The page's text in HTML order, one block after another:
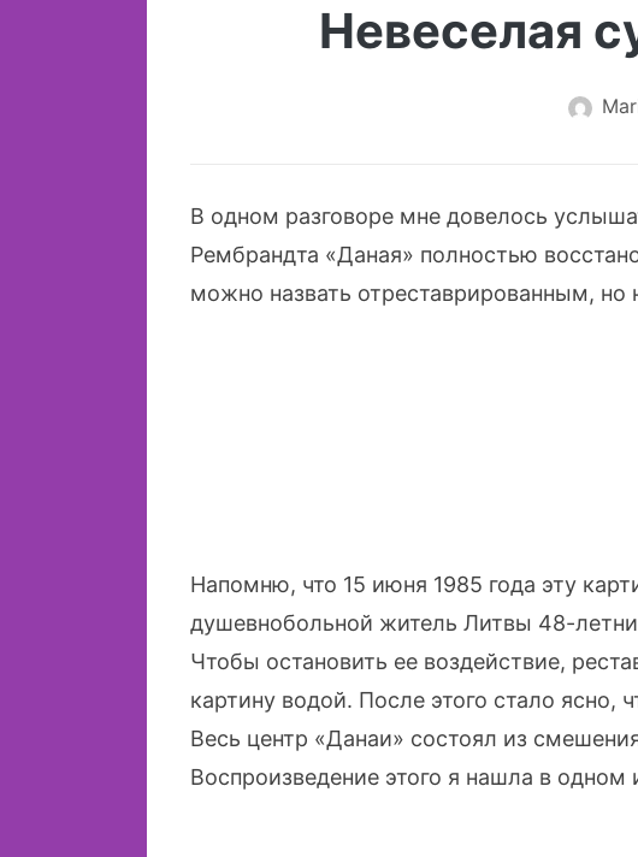
Невеселая
В одном разговоре мне довелось
Рембрандта «Даная» полностью
можно назвать отреставрированным, но
Напомню, что 15 июня 1985 года эту
душевнобольной житель Литвы 48-
Чтобы остановить ее воздействие,
картину водой. После этого стало ясно,
Весь центр «Данаи» состоял из
Воспроизведение этого я нашла в